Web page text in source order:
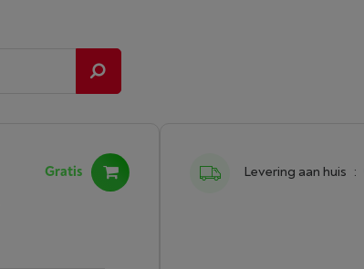
Levering aan huis :
Gratis